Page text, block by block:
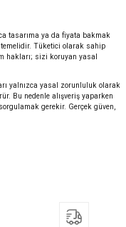
tasarıma ya da fiyata bakmak
temelidir. Tüketici olarak sahip
hakları; sizi koruyan yasal
yalnızca yasal zorunluluk olarak
Bu nedenle alışveriş yaparken
gerekir. Gerçek güven,